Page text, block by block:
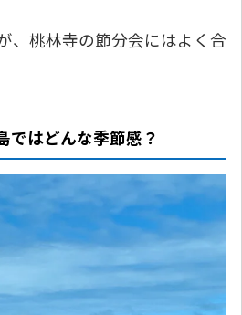
、桃林寺の節分会にはよく合
ではどんな季節感？